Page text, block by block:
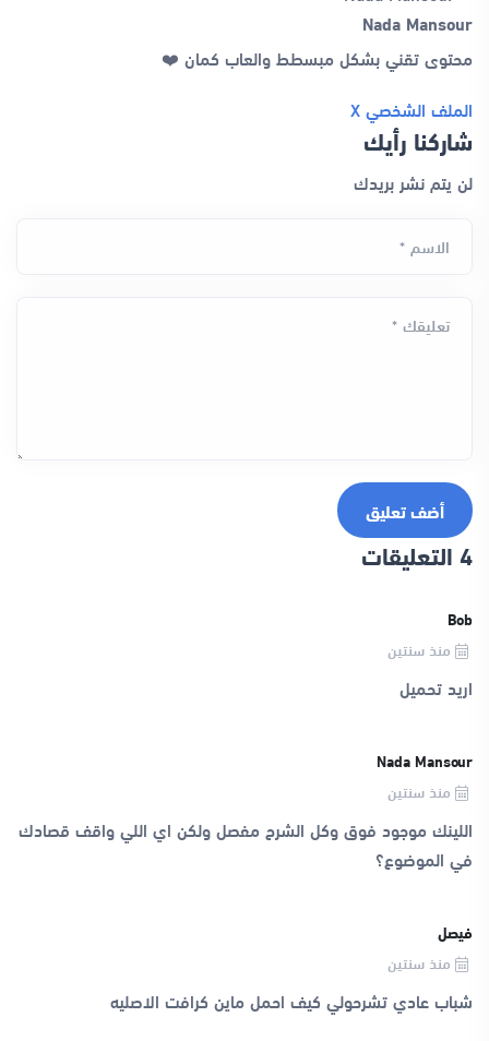
Nada Mansour
محتوى تقني بشكل مبسطط والعاب كمان ❤️
الملف الشخصي X
شاركنا رأيك
لن يتم نشر بريدك
الاسم *
تعليقك *
أضف تعليق
4 التعليقات
Bob
منذ سنتين
اريد تحميل
Nada Mansour
منذ سنتين
اللينك موجود فوق وكل الشرح مفصل ولكن اي اللي واقف قصادك
في الموضوع؟
فيصل
منذ سنتين
شباب عادي تشرحولي كيف احمل ماين كرافت الاصليه